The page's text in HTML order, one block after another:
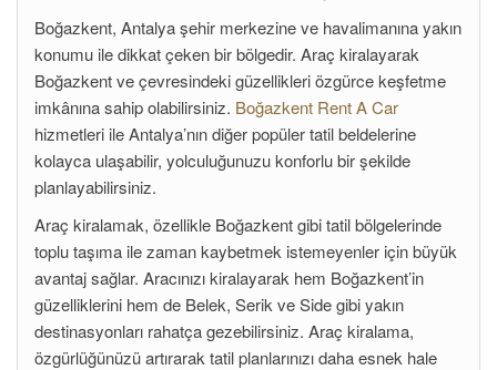
Boğazkent, Antalya şehir merkezine ve havalimanına yakın
konumu ile dikkat çeken bir bölgedir. Araç kiralayarak
Boğazkent ve çevresindeki güzellikleri özgürce keşfetme
imkânına sahip olabilirsiniz. Boğazkent Rent A Car
hizmetleri ile Antalya’nın diğer popüler tatil beldelerine
kolayca ulaşabilir, yolculuğunuzu konforlu bir şekilde
planlayabilirsiniz.
Araç kiralamak, özellikle Boğazkent gibi tatil bölgelerinde
toplu taşıma ile zaman kaybetmek istemeyenler için büyük
avantaj sağlar. Aracınızı kiralayarak hem Boğazkent’in
güzelliklerini hem de Belek, Serik ve Side gibi yakın
destinasyonları rahatça gezebilirsiniz. Araç kiralama,
özgürlüğünüzü artırarak tatil planlarınızı daha esnek hale